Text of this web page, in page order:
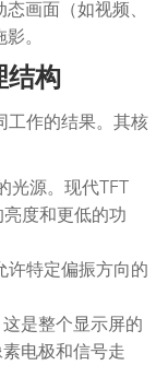
画面（如视频、
。
结构
工作的结果。其核
光源。现代TFT
亮度和更低的功
许特定偏振方向的
这是整个显示屏的
电极和信号走